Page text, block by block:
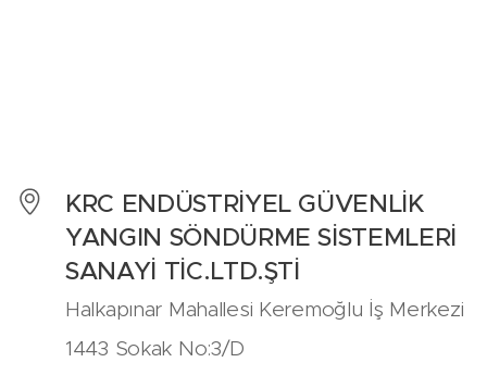
KRC ENDÜSTRİYEL GÜVENLİK
YANGIN SÖNDÜRME SİSTEMLERİ
SANAYİ TİC.LTD.ŞTİ
Halkapınar Mahallesi Keremoğlu İş Merkezi
1443 Sokak No:3/D